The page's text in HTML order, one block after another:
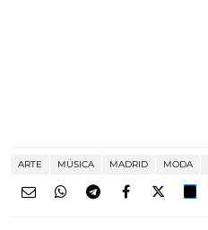
ARTE MÚSICA MADRID MODA